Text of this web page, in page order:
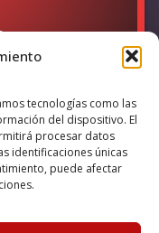
tecnologías como las
del dispositivo. El
procesar datos
identificaciones únicas
puede afectar
Kit Digital y lo ha
– NextGeneration EU